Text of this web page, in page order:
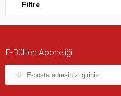
Filtre
E-Bülten Aboneliği